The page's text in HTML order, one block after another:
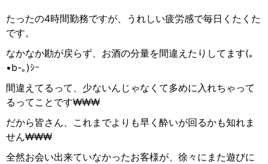
たったの4時間勤務ですが、うれしい疲労感で毎日くたくた
です。
なかなか勘が戻らず、お酒の分量を間違えたりしてます(｡
•b-｡ )ｼｰ
間違えてるって、少ないんじゃなくて多めに入れちゃって
るってことです₩₩₩
だから皆さん、これまでよりも早く酔いが回るかも知れま
せん₩₩₩
全然お会い出来ていなかったお客様が、徐々にまた遊びに